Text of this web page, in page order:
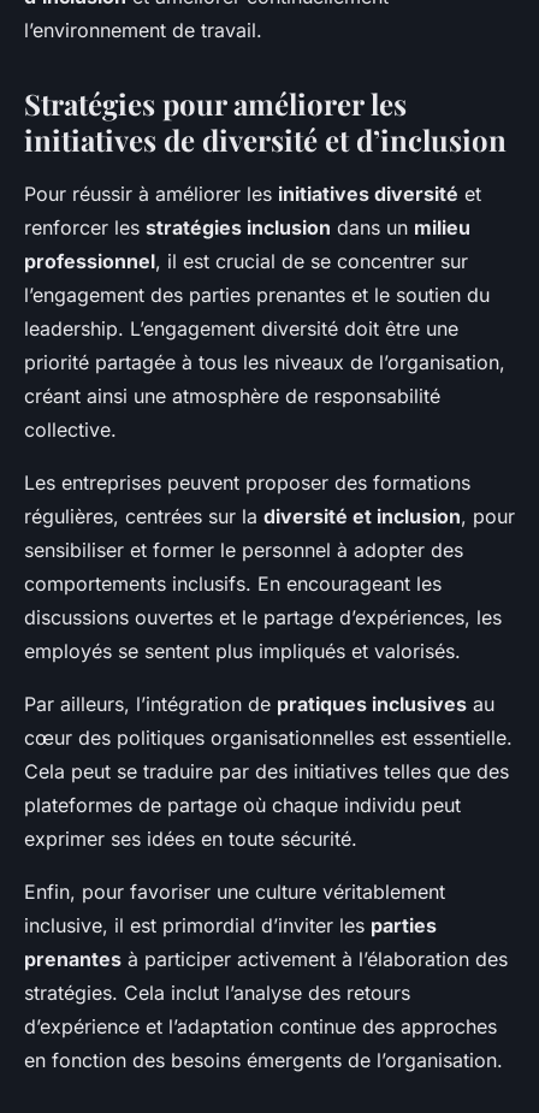
l’environnement de travail.
Stratégies pour améliorer les
initiatives de diversité et d’inclusion
Pour réussir à améliorer les initiatives diversité et
renforcer les stratégies inclusion dans un milieu
professionnel, il est crucial de se concentrer sur
l’engagement des parties prenantes et le soutien du
leadership. L’engagement diversité doit être une
priorité partagée à tous les niveaux de l’organisation,
créant ainsi une atmosphère de responsabilité
collective.
Les entreprises peuvent proposer des formations
régulières, centrées sur la diversité et inclusion, pour
sensibiliser et former le personnel à adopter des
comportements inclusifs. En encourageant les
discussions ouvertes et le partage d’expériences, les
employés se sentent plus impliqués et valorisés.
Par ailleurs, l’intégration de pratiques inclusives au
cœur des politiques organisationnelles est essentielle.
Cela peut se traduire par des initiatives telles que des
plateformes de partage où chaque individu peut
exprimer ses idées en toute sécurité.
Enfin, pour favoriser une culture véritablement
inclusive, il est primordial d’inviter les parties
prenantes à participer activement à l’élaboration des
stratégies. Cela inclut l’analyse des retours
d’expérience et l’adaptation continue des approches
en fonction des besoins émergents de l’organisation.